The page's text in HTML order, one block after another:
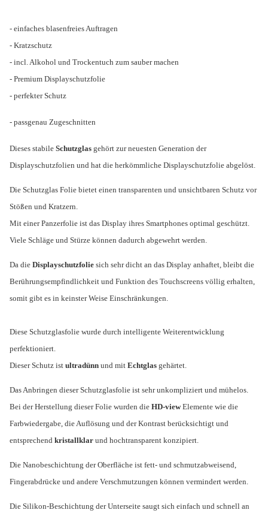
- einfaches blasenfreies Auftragen
- Kratzschutz
- incl. Alkohol und Trockentuch zum sauber machen
- Premium Displayschutzfolie
- perfekter Schutz
- passgenau Zugeschnitten
Dieses stabile Schutzglas gehört zur neuesten Generation der
Displayschutzfolien und hat die herkömmliche Displayschutzfolie abgelöst.
Die Schutzglas Folie bietet einen transparenten und unsichtbaren Schutz vor
Stößen und Kratzern.
Mit einer Panzerfolie ist das Display ihres Smartphones optimal geschützt.
Viele Schläge und Stürze können dadurch abgewehrt werden.
Da die Displayschutzfolie sich sehr dicht an das Display anhaftet, bleibt die
Berührungsempfindlichkeit und Funktion des Touchscreens völlig erhalten,
somit gibt es in keinster Weise Einschränkungen.
Diese Schutzglasfolie wurde durch intelligente Weiterentwicklung
perfektioniert.
Dieser Schutz ist ultradünn und mit Echtglas gehärtet.
Das Anbringen dieser Schutzglasfolie ist sehr unkompliziert und mühelos.
Bei der Herstellung dieser Folie wurden die HD-viewElemente wie die
Farbwiedergabe, die Auflösung und der Kontrast berücksichtigt und
entsprechend kristallklar und hochtransparent konzipiert.
Die Nanobeschichtung der Oberfläche ist fett- und schmutzabweisend,
Fingerabdrücke und andere Verschmutzungen können vermindert werden.
Die Silikon-Beschichtung der Unterseite saugt sich einfach und schnell an